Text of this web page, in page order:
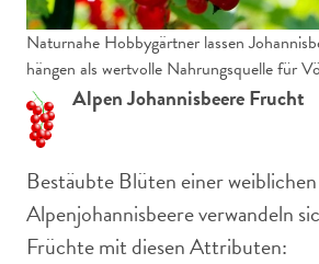
Naturnahe Hobbygärtner lassen
hängen als wertvolle Nahrungsquelle für
Alpen Johannisbeere Frucht
Bestäubte Blüten einer weiblichen
Alpenjohannisbeere verwandeln
Früchte mit diesen Attributen: